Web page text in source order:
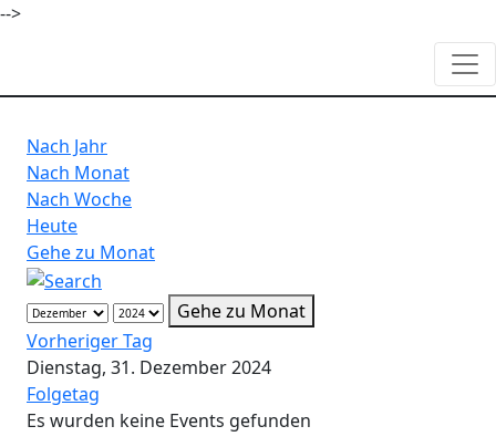
-->
Nach Jahr
Nach Monat
Nach Woche
Heute
Gehe zu Monat
Gehe zu Monat
Vorheriger Tag
Dienstag, 31. Dezember 2024
Folgetag
Es wurden keine Events gefunden